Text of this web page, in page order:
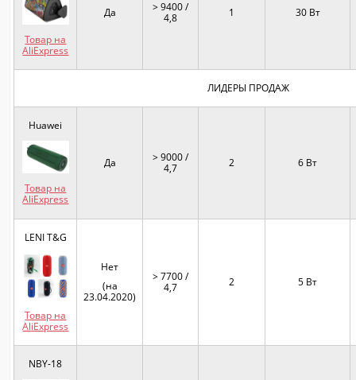
Товар на
AliExpress
Да
> 9400 /
4,8
1 30 Вт
ЛИДЕРЫ ПРОДАЖ
Huawei
Товар на
AliExpress
Да
> 9000 /
4,7
2 6 Вт
LENI T&G
Товар на
AliExpress
Нет
(на
23.04.2020)
> 7700 /
4,7
2 5 Вт
NBY-18